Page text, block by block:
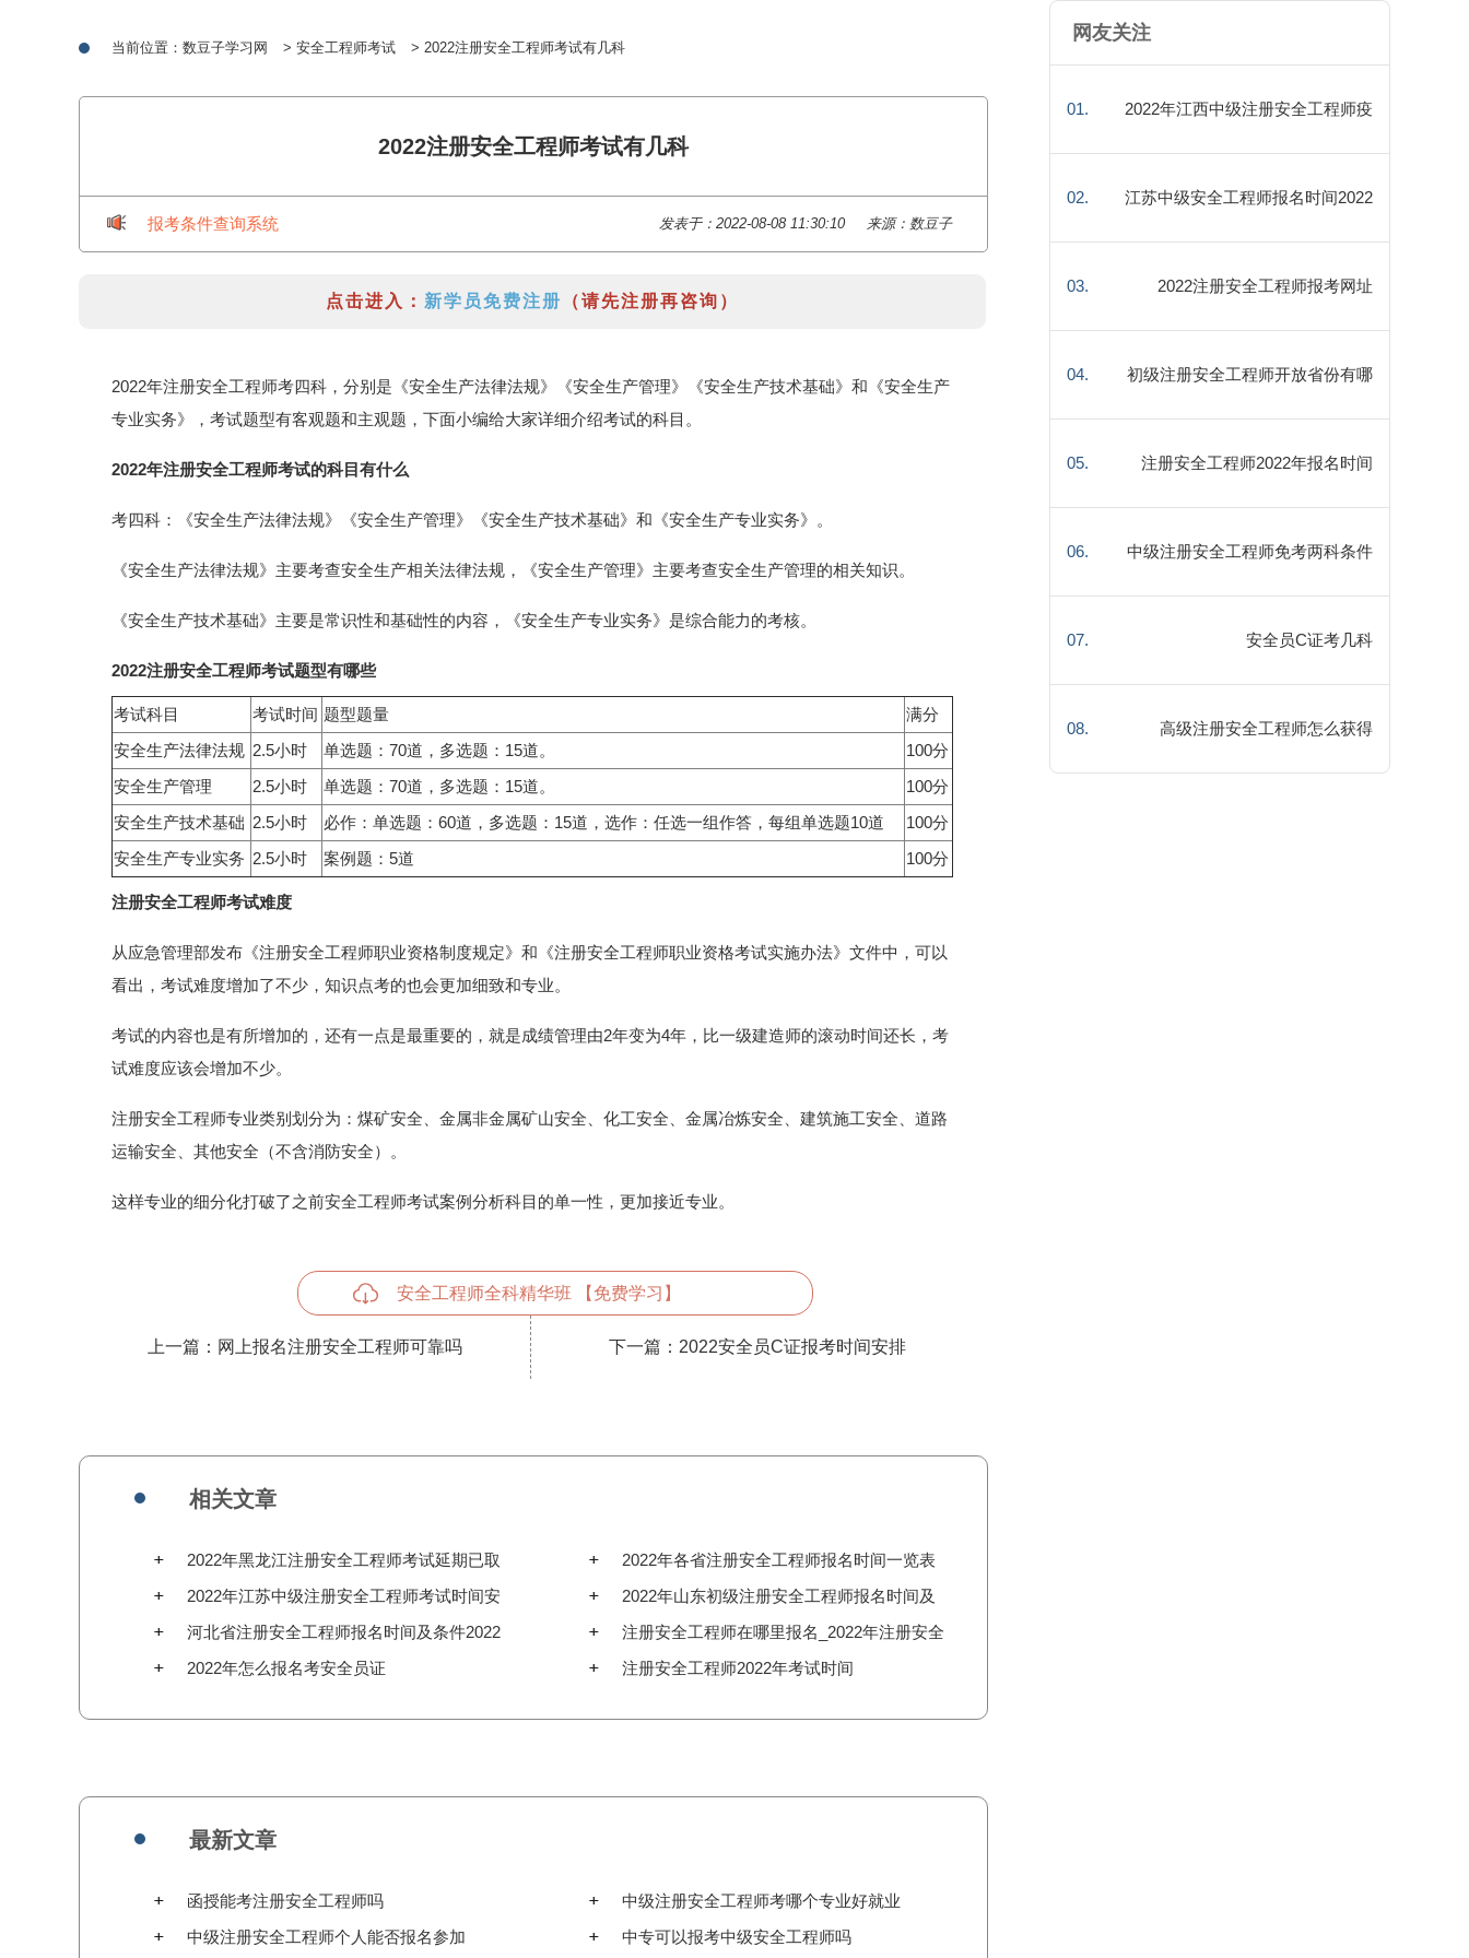
当前位置： 数豆子学习网 > 安全工程师考试 > 2022注册安全工程师考试有几科
2022注册安全工程师考试有几科
报考条件查询系统 发表于：2022-08-08 11:30:10 来源：数豆子
点击进入： 新学员免费注册 （请先注册再咨询）
2022年注册安全工程师考四科，分别是《安全生产法律法规》《安全生产管理》《安全生产技术基础》和《安全生产
专业实务》，考试题型有客观题和主观题，下面小编给大家详细介绍考试的科目。
2022年注册安全工程师考试的科目有什么
考四科：《安全生产法律法规》《安全生产管理》《安全生产技术基础》和《安全生产专业实务》。
《安全生产法律法规》主要考查安全生产相关法律法规，《安全生产管理》主要考查安全生产管理的相关知识。
《安全生产技术基础》主要是常识性和基础性的内容，《安全生产专业实务》是综合能力的考核。
2022注册安全工程师考试题型有哪些
考试科目 考试时间 题型题量
满分
安全生产法律法规 2.5小时 单选题：70道，多选题：15道。
100分
安全生产管理
2.5小时 单选题：70道，多选题：15道。
100分
安全生产技术基础 2.5小时 必作：单选题：60道，多选题：15道，选作：任选一组作答，每组单选题10道
100分
安全生产专业实务 2.5小时 案例题：5道 100分
注册安全工程师考试难度
从应急管理部发布《注册安全工程师职业资格制度规定》和《注册安全工程师职业资格考试实施办法》文件中，可以
看出，考试难度增加了不少，知识点考的也会更加细致和专业。
考试的内容也是有所增加的，还有一点是最重要的，就是成绩管理由2年变为4年，比一级建造师的滚动时间还长，考
试难度应该会增加不少。
注册安全工程师专业类别划分为：煤矿安全、金属非金属矿山安全、化工安全、金属冶炼安全、建筑施工安全、道路
运输安全、其他安全（不含消防安全）。
这样专业的细分化打破了之前安全工程师考试案例分析科目的单一性，更加接近专业。
安全工程师全科精华班 【免费学习】
上一篇： 网上报名注册安全工程师可靠吗 下一篇： 2022安全员C证报考时间安排
相关文章
2022年黑龙江注册安全工程师考试延期已取
消（绥化）
2022年各省注册安全工程师报名时间一览表
2022年江苏中级注册安全工程师考试时间安
排
2022年山东初级注册安全工程师报名时间及
条件
河北省注册安全工程师报名时间及条件2022
年
注册安全工程师在哪里报名_2022年注册安全
工程师报名入口官网
2022年怎么报名考安全员证 注册安全工程师2022年考试时间
最新文章
函授能考注册安全工程师吗
中级注册安全工程师考哪个专业好就业
中级注册安全工程师个人能否报名参加
中专可以报考中级安全工程师吗
网友关注
01. 2022年江西中级注册安全工程师疫
情防控须知
02. 江苏中级安全工程师报名时间2022
03. 2022注册安全工程师报考网址
04. 初级注册安全工程师开放省份有哪
些
05. 注册安全工程师2022年报名时间
06. 中级注册安全工程师免考两科条件
有哪些
07. 安全员C证考几科
08. 高级注册安全工程师怎么获得